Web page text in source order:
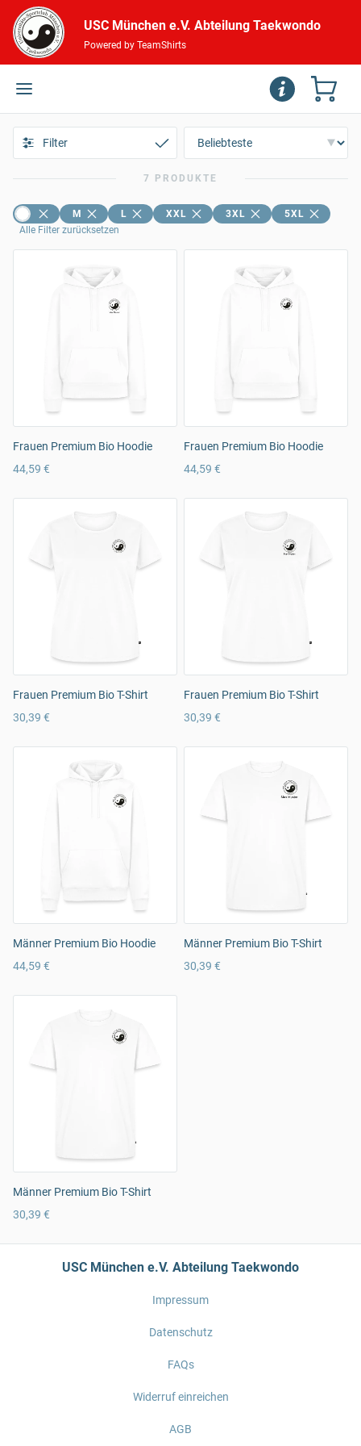
USC München e.V. Abteilung Taekwondo
Powered by TeamShirts
Filter
7 PRODUKTE
M L XXL 3XL
5XL
Alle Filter zurücksetzen
Frauen Premium Bio Hoodie
44,59 €
Frauen Premium Bio Hoodie
44,59 €
Frauen Premium Bio T-Shirt
30,39 €
Frauen Premium Bio T-Shirt
30,39 €
Männer Premium Bio Hoodie
44,59 €
Männer Premium Bio T-Shirt
30,39 €
Männer Premium Bio T-Shirt
30,39 €
USC München e.V. Abteilung Taekwondo
Impressum
Datenschutz
FAQs
Widerruf einreichen
AGB